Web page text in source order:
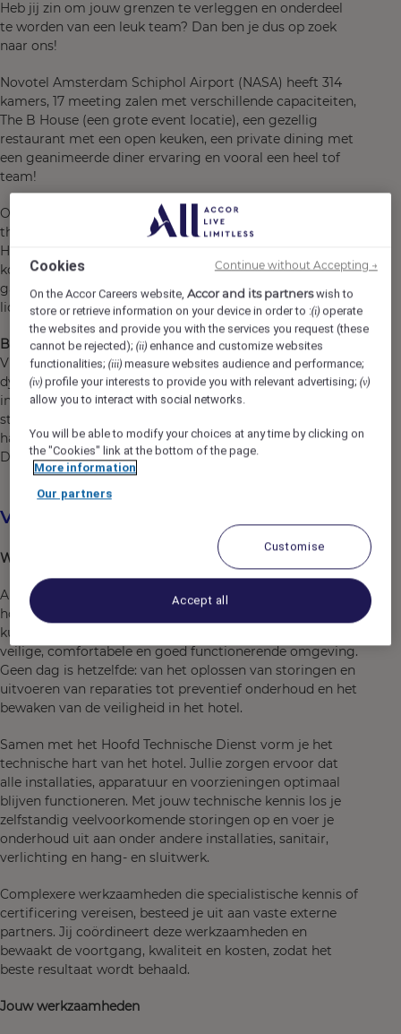
Heb jij zin om jouw grenzen te verleggen en onderdeel
te worden van een leuk team? Dan ben je dus op zoek
naar ons!
Novotel Amsterdam Schiphol Airport (NASA) heeft 314
kamers, 17 meeting zalen met verschillende capaciteiten,
The B House (een grote event locatie), een gezellig
restaurant met een open keuken, een private dining met
een geanimeerde diner ervaring en vooral een heel tof
team!
Onze missie én passie is om te zorgen dat iedereen zich
thuis voelt. Als je bij ons komt werken, word je een
Heartist® omdat gastvrijheid bij ons vanuit het hart
komt! Samen staan we iedere dag weer klaar om onze
gasten een onvergetelijke herinnering te geven. Word jij
lid van ons team?
Ben jij onze nieuwe technische alleskunner?
Vind jij het leuk om onderdeel te worden van een zeer
dynamisch hotel met een team dat volop inzet op
innovatie en duurzaamheid? Een hotel dat nooit stil
staat en waar elke dag weer anders is? Hou jij ervan je
handen uit de mouwen te steken en de klus te klaren?
Dan zijn wij op zoek naar jou!
Vacatureomschrijving
Wat ga je doen?
Als Medewerker Technische Dienst zorg jij ervoor dat ons
hotel technisch in topconditie blijft. Dankzij jouw inzet
kunnen zowel onze gasten als collega's rekenen op een
veilige, comfortabele en goed functionerende omgeving.
Geen dag is hetzelfde: van het oplossen van storingen en
uitvoeren van reparaties tot preventief onderhoud en het
bewaken van de veiligheid in het hotel.
Samen met het Hoofd Technische Dienst vorm je het
technische hart van het hotel. Jullie zorgen ervoor dat
alle installaties, apparatuur en voorzieningen optimaal
blijven functioneren. Met jouw technische kennis los je
zelfstandig veelvoorkomende storingen op en voer je
onderhoud uit aan onder andere installaties, sanitair,
verlichting en hang- en sluitwerk.
Complexere werkzaamheden die specialistische kennis of
certificering vereisen, besteed je uit aan vaste externe
partners. Jij coördineert deze werkzaamheden en
bewaakt de voortgang, kwaliteit en kosten, zodat het
beste resultaat wordt behaald.
Jouw werkzaamheden
Cookies
On the Accor Careers website,Accor and its partnerswish to
store or retrieve information on your device in order to :(i) operate
the websites and provide you with the services you request (these
cannot be rejected);(ii) enhance and customize websites
functionalities;(iii) measure websites audience and performance;
(iv) profile your interests to provide you with relevant advertising;(v)
allow you to interact with social networks.
You will be able to modify your choices at any time by clicking on
the "Cookies" link at the bottom of the page.
More information
Our partners
Customise
Accept all
Continue without Accepting →